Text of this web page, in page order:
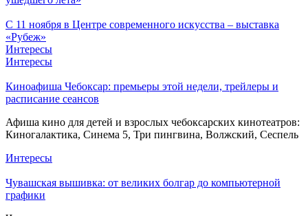
С 11 ноября в Центре современного искусства – выставка
«Рубеж»
Интересы
Интересы
Киноафиша Чебоксар: премьеры этой недели, трейлеры и
расписание сеансов
Афиша кино для детей и взрослых чебоксарских кинотеатров:
Киногалактика, Синема 5, Три пингвина, Волжский, Сеспель
Интересы
Чувашская вышивка: от великих болгар до компьютерной
графики